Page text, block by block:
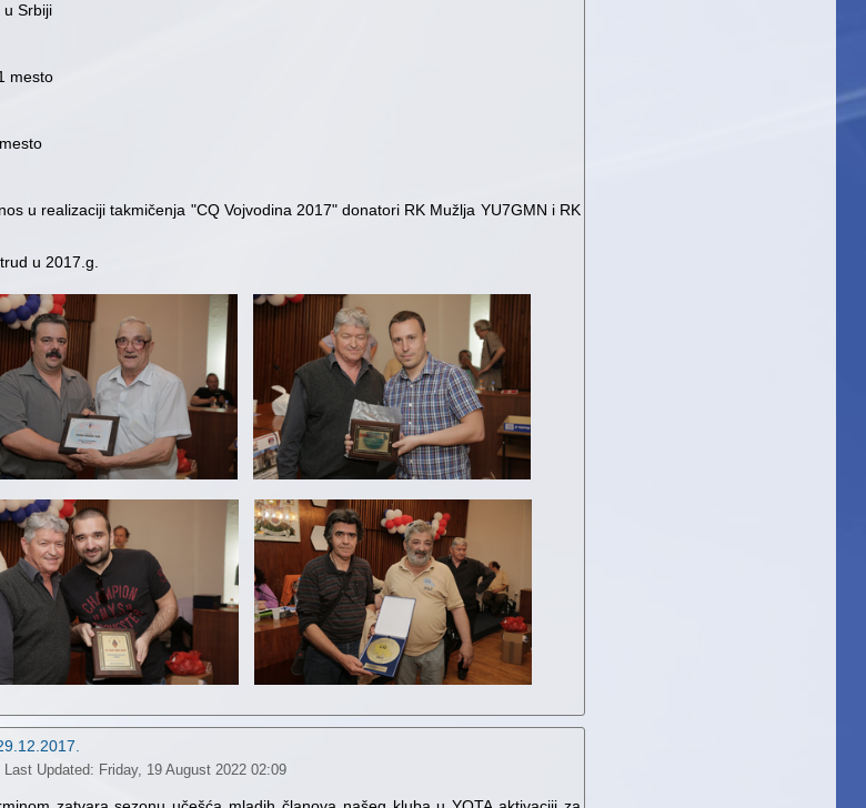
u Srbiji
mesto
u realizaciji takmičenja "CQ Vojvodina 2017" donatori RK Mužlja YU7GMN i RK
u 2017.g.
Last Updated: Friday, 19 August 2022 02:09